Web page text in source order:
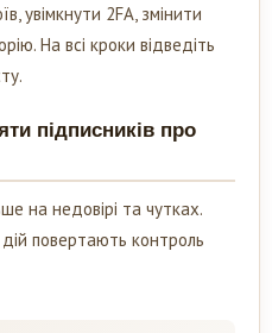
увімкнути 2FA, змінити
На всі кроки відведіть
підписників про
на недовірі та чутках.
повертають контроль